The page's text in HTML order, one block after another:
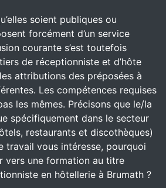
soient publiques ou
forcément d’un service
courante s’est toutefois
de réceptionniste et d’hôte
attributions des préposées à
Les compétences requises
les mêmes. Précisons que le/la
spécifiquement dans le secteur
restaurants et discothèques)
travail vous intéresse, pourquoi
vers une formation au titre
en hôtellerie à Brumath ?